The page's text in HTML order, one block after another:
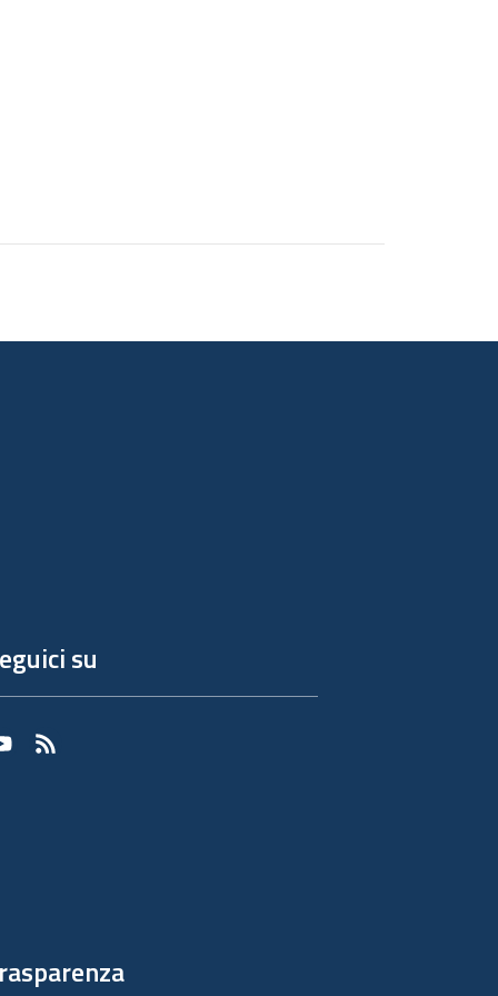
su
Youtube
RSS